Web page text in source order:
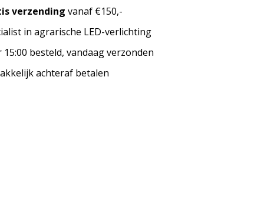
passen op mijn
model en het bouwjaar van jouw trekker en
lampen de LED configurator jou aanbeveelt!
verzending vanaf €150,-
in agrarische LED-verlichting
15:00 besteld, vandaag verzonden
achteraf betalen